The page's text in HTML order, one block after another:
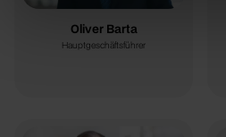
Oliver Barta
Hauptgeschäftsführer